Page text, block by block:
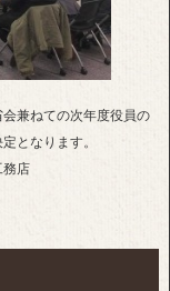
兼ねての次年度役員の
となります。
務店